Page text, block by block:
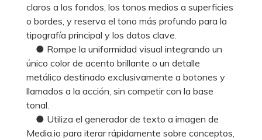
claros a los fondos, los tonos medios a superficies
o bordes, y reserva el tono más profundo para la
tipografía principal y los datos clave.
● Rompe la uniformidad visual integrando un
único color de acento brillante o un detalle
metálico destinado exclusivamente a botones y
llamados a la acción, sin competir con la base
tonal.
● Utiliza el generador de texto a imagen de
Media.io para iterar rápidamente sobre conceptos,